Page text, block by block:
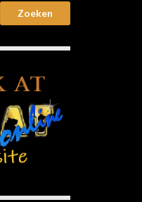
Zoeken